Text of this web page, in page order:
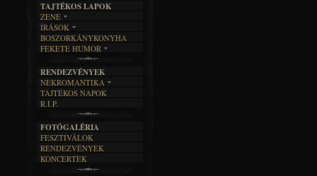
TAJTÉKOS LAPOK
ZENE
EGYÜTTESEK
INTERJÚK
FORDÍTÁSOK
DALSZÖVEGEK
ÍRÁSOK
IRODALOM
FILM
MŰVÉSZET
ÍRÁSTÖRTÉNET
BOSZORKÁNYKONYHA
FEKETE HUMOR
SZÖVEGES
RENDEZVÉNYEK
NEKROMANTIKA
AKTUÁLIS
A MÚLT
TAJTÉKOS NAPOK
R.I.P.
FOTÓGALÉRIA
FESZTIVÁLOK
RENDEZVÉNYEK
KONCERTEK